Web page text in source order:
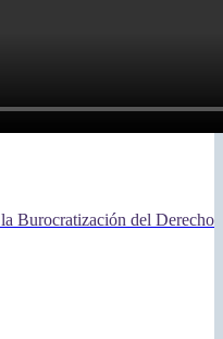
Burocratización del Derecho